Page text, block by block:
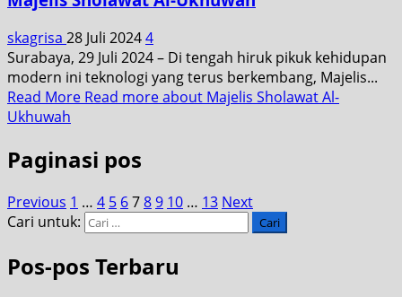
skagrisa 28 Juli 20244
Surabaya, 29 Juli 2024 – Di tengah hiruk pikuk kehidupan
modern ini teknologi yang terus berkembang, Majelis...
Read More Read more about Majelis Sholawat Al-
Ukhuwah
Paginasi pos
Previous 1 … 4 5 6789 10 … 13 Next
Cari untuk:
Pos-pos Terbaru